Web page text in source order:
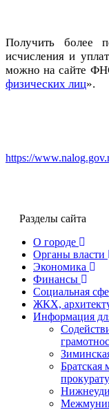
Получить более
исчисления и
можно на сайте
физических лиц».
https://
Разделы сайта
О городе
Органы власти
Экономика
Финансы
Социальная
ЖКХ,
Информация
Братская